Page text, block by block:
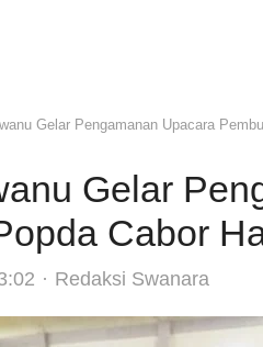
Gelar Pengamanan Upacara
Gelar
Cabor
Author
Redaksi Swanara